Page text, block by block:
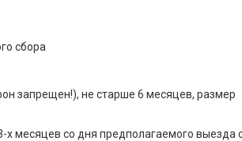
сбора
запрещен!), не старше 6 месяцев, размер
х месяцев со дня предполагаемого выезда